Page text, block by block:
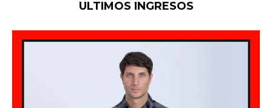
ULTIMOS INGRESOS